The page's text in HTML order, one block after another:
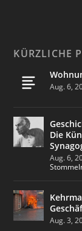
KÜRZLICHE
Aug. 6,
Die
Aug. 6,
Aug. 3,